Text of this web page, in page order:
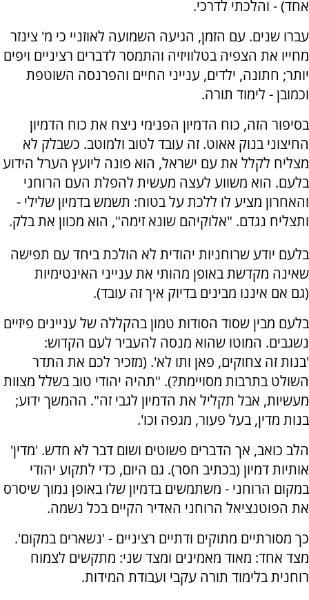
אחד) - והלכתי לדרכי.
עברו שנים. עם הזמן, הגיעה השמועה לאוזניי כי מ' צינזר
מחייו את הצפיה בטלוויזיה והתמסר לדברים רציניים ויפים
יותר; חתונה, ילדים, ענייני החיים והפרנסה השוטפת
וכמובן - לימוד תורה.
בסיפור הזה, כוח הדמיון הפנימי ניצח את כוח הדמיון
החיצוני בנוק אאוט. זה עובד לטוב ולמוטב. כשבלק לא
מצליח לקלל את עם ישראל, הוא פונה ליועץ הערל הידוע
בלעם. הוא משווע לעצה מעשית להפלת העם הרוחני
והאחרון מציע לו ללכת על בטוח: תשמש בדמיון שלילי -
ותצליח נגדם. "אלוקיהם שונא זימה", הוא מכוון את בלק.
בלעם יודע שרוחניות יהודית לא הולכת ביחד עם תפישה
שאינה מקדשת באופן מהותי את ענייני האינטימיות
(גם אם איננו מבינים בדיוק איך זה עובד).
בלעם מבין שסוד הסודות טמון בהקללה של עניינים פיזיים
נשגבים. המוטו שהוא מנסה להעביר לעם הקדוש:
'בנות זה צחוקים, פאן ותו לא'. (מזכיר לכם את התדר
השולט בתרבות מסויימת?). "תהיה יהודי טוב בשלל מצוות
מעשיות, אבל תקליל את הדמיון לגבי זה". ההמשך ידוע;
בנות מדין, בעל פעור, מגפה וכו'.
הלב כואב, אך הדברים פשוטים ושום דבר לא חדש. 'מדין'
אותיות דמיון (בכתיב חסר). גם היום, כדי לתקוע יהודי
במקום הרוחני - משתמשים בדמיון שלו באופן נמוך שיסרס
את הפוטנציאל הרוחני האדיר הקיים בכל נשמה.
כך מסורתיים מתוקים ודתיים רציניים - 'נשארים במקום'.
מצד אחד: מאוד מאמינים ומצד שני: מתקשים לצמוח
רוחנית בלימוד תורה עקבי ועבודת המידות.